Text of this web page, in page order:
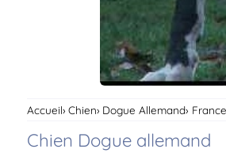
Accueil Chien Dogue Allemand
Chien Dogue allemand